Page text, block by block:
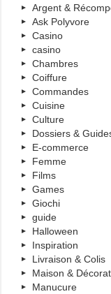
Argent &
Ask Polyvore
Casino
casino
Chambres
Coiffure
Commandes
Cuisine
Culture
Dossiers &
E-commerce
Femme
Films
Games
Giochi
guide
Halloween
Inspiration
Livraison & Colis
Maison &
Manucure